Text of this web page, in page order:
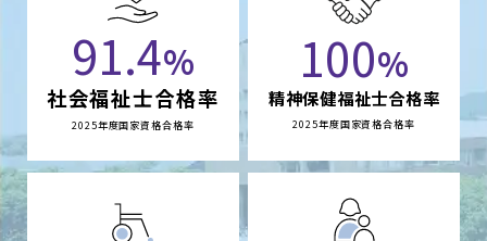
91.4%
社会福祉士合格率
2025年度国家資格合格率
100%
精神保健福祉士合格率
2025年度国家資格合格率